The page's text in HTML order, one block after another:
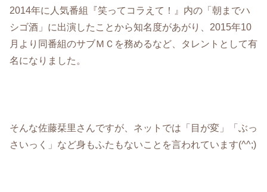
2014年に人気番組『笑ってコラえて！』内の「朝までハ
シゴ酒」に出演したことから知名度があがり、2015年10
月より同番組のサブＭＣを務めるなど、タレントとして有
名になりました。
そんな佐藤栞里さんですが、ネットでは「目が変」「ぶっ
さいっく」など身もふたもないことを言われています(^^;)